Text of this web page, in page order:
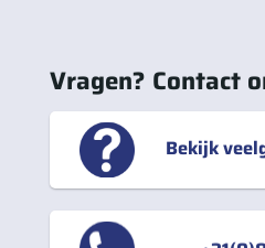
Vragen? Contact
Bekijk